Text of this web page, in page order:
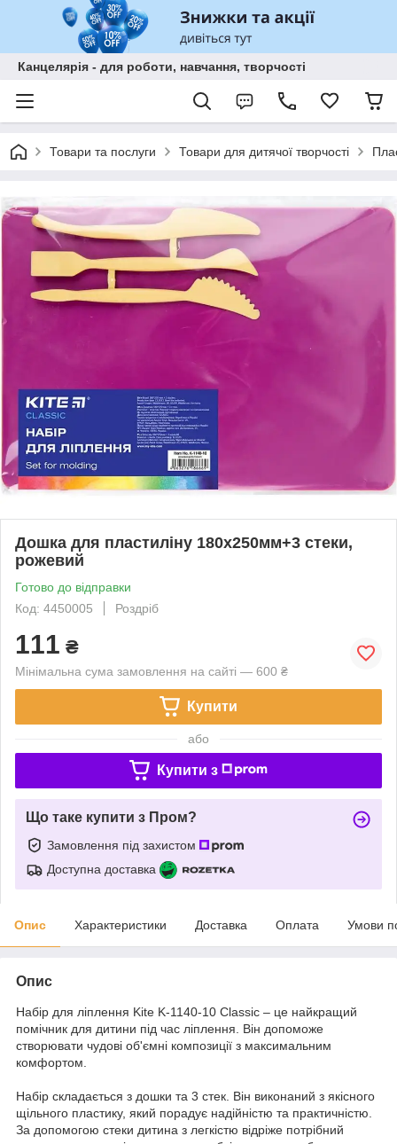
Канцелярія - для роботи, навчання, творчості
Товари та послуги Товари для дитячої творчості
Дошка для пластиліну 180х250мм+3 стеки,
рожевий
Готово до відправки
Код: 4450005
Роздріб
111 ₴
Мінімальна сума замовлення на сайті — 600 ₴
Купити
або
Купити з
Що таке купити з Пром?
Замовлення під захистом
Доступна доставка
Опис Характеристики Доставка Оплата Умови
Опис
Набір для ліплення Kite K-1140-10 Classic – це найкращий
помічник для дитини під час ліплення. Він допоможе
створювати чудові об'ємні композиції з максимальним
комфортом.
Набір складається з дошки та 3 стек. Він виконаний з якісного
щільного пластику, який порадує надійністю та практичністю.
За допомогою стеки дитина з легкістю відріже потрібний